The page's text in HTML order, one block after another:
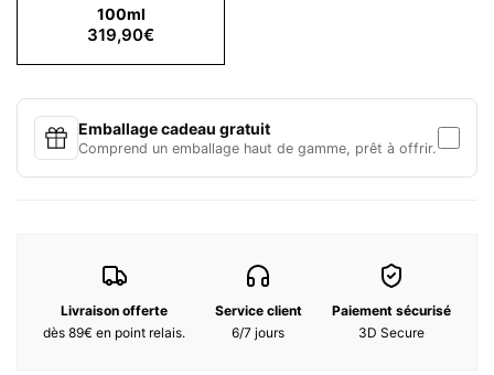
cette fragrance.
Notes Olfactives :
Notes de cœur :Safran, thym
Notes de fond :Daim, musc
Ingrédients:
Isomethyl Ionone, Linalool, Geraniol, Cinnamyl Alcohol, Hexyl
Cinnamal, Citral, Limonene, Tocopherol, Dilauryl Thiodipropionate
Cette liste d'ingrédients peut faire l'objet de modifications, les
clients sont priés de consulter l'emballage du produit pour obtenir
100ml
319,90€
Emballage cadeau gratuit
Comprend un emballage haut de gamme, prêt à offrir.
Livraison offerte
dès 89€ en point relais.
Service client
6/7 jours
Paiement sécurisé
3D Secure